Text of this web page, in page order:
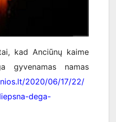
kad Anciūnų kaime
gyvenamas namas
2020/06/17/22/
dega-